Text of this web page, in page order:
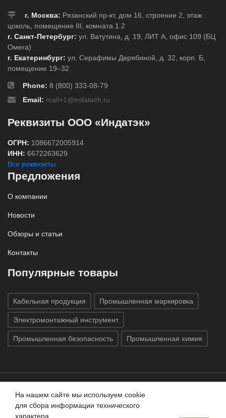
г. Москва: Рязанский пр-кт, дом 16, строение 2, этаж
цоколь, помещение III, комната 1.2
г. Санкт-Петербург: ул. Ватутина, д. 19, ЛИТ А, офис 109 (БЦ
Омега)
г. Екатеринбург: ул. Серафимы Дерябиной, д. 32, корп. Б,
помещение 19–32
Phone: 8 (800) 333-08-79
Email: mail+1@indatech.ru
Реквизиты ООО «Индатэк»
ОГРН: 1086672005914
ИНН: 6672263629
Все реквизиты
Предложения
О компании
Новости
Обзоры и статьи
Контакты
Популярные товары
Кабельная продукция Промышленная маркировка
Электромонтажный инструмент
Промышленная безопасность Промышленная химия
Все права защищены © 2020 ГК «Индатэк»
защищены.Использование материалов с сайта запрещено.
На нашем сайте мы используем cookie
для сбора информации технического
характера.